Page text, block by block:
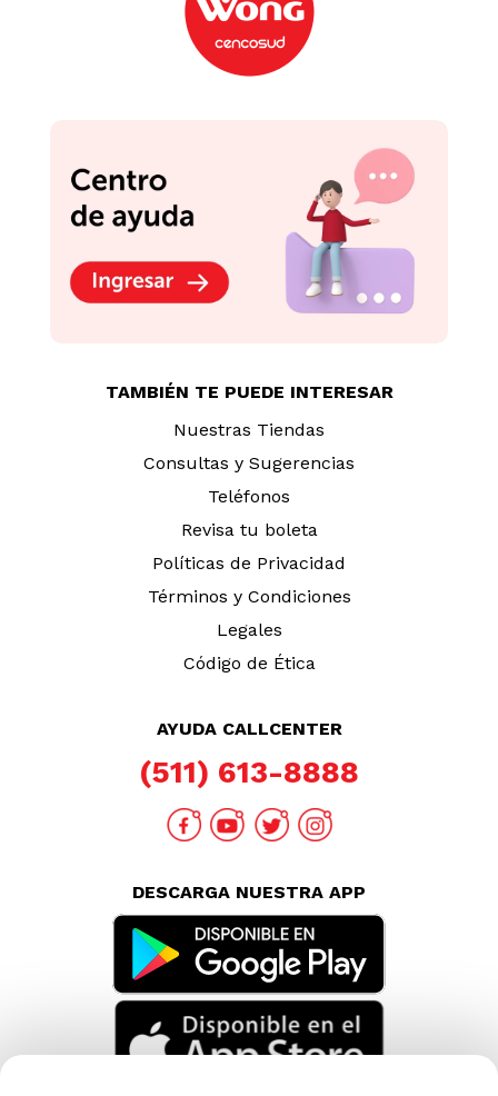
TAMBIÉN TE PUEDE INTERESAR
Nuestras Tiendas
Consultas y Sugerencias
Teléfonos
Revisa tu boleta
Políticas de Privacidad
Términos y Condiciones
Legales
Código de Ética
AYUDA CALLCENTER
(511) 613-8888
DESCARGA NUESTRA APP